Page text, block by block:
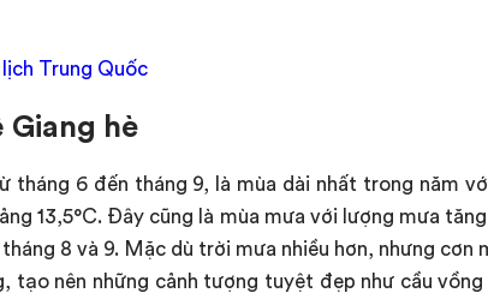
Trung Quốc
Giang hè
tháng 6 đến tháng 9, là mùa dài nhất trong năm
13,5°C. Đây cũng là mùa mưa với lượng mưa
8 và 9. Mặc dù trời mưa nhiều hơn, nhưng cơn
tạo nên những cảnh tượng tuyệt đẹp như cầu